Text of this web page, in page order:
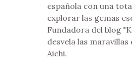
española con una
explorar las gemas
Fundadora del blog
desvela las
Aichi.